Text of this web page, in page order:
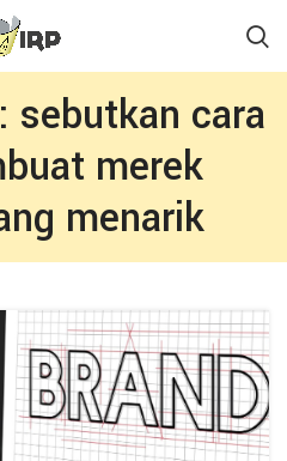
sebutkan cara
merek
menarik